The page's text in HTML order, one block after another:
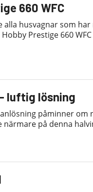
660 WFC
alla husvagnar som
Prestige 660
luftig lösning
påminner
på denna